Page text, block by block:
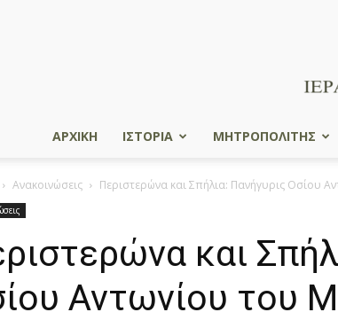
ΑΡΧΙΚΗ ΙΣΤΟΡΙΑ ΜΗΤΡΟΠΟΛΙΤΗΣ
Ανακοινώσεις Περιστερώνα και Σπήλια: Πανήγυρις Οσίου
και
Αντωνίου του